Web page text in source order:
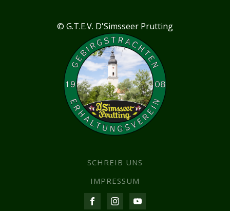
© G.T.E.V. D'Simsseer Prutting
SCHREIB UNS
IMPRESSUM